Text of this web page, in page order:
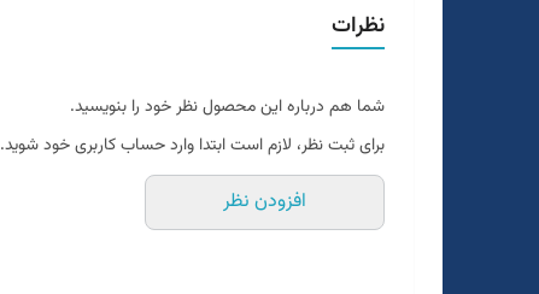
سایزبندی استاندارد
دو رنگ
طوسی تیره
یک الی دو درجه تفاوت رنگ درنظر گرفته شود
برای تعیین سایز به واتساپ پیام بدید
نظرات
شما هم درباره این محصول نظر خود را بنویسید.
برای ثبت نظر، لازم است ابتدا وارد حساب کاربری خود شوید.
افزودن نظر